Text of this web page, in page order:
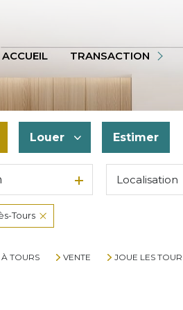
ACCUEIL TRANSACTION
TERRAINS
AUTRES
VOIR TOUS
BIENS VENDUS
pro
Louer
à l'année
De l'immo pro
Estimer
Localisation
Tours
TOURS VENTE JOUE LES